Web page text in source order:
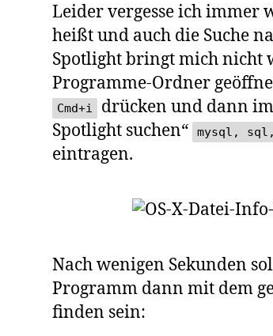
Leider vergesse ich immer
heißt und auch die Suche
Spotlight bringt mich nicht
Programme-Ordner
Cmd+i
drücken und dann
Spotlight suchen“
mysql, sql,
eintragen.
Nach wenigen Sekunden
Programm dann mit dem
finden sein: